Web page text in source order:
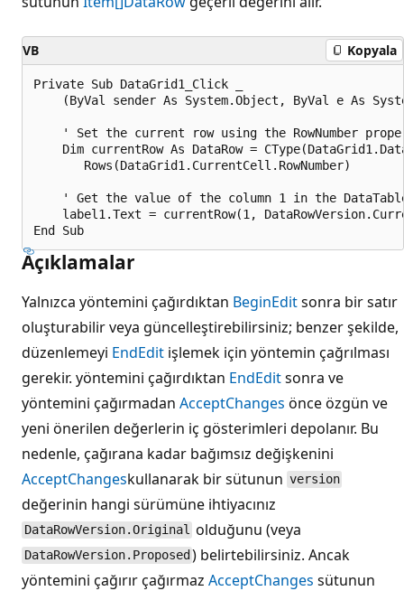
VB Kopyala
Private Sub DataGrid1_Click _
(ByVal sender As System.Object, ByVal e As
' Set the current row using the RowNumber
Dim currentRow As DataRow =
       Rows(DataGrid1.CurrentCell.RowNumber)
' Get the value of the column 1 in the
label1.Text = currentRow(1,
Açıklamalar
Yalnızca yöntemini çağırdıktan BeginEditsonra bir satır
oluşturabilir veya güncelleştirebilirsiniz; benzer şekilde,
düzenlemeyi EndEdit işlemek için yöntemin çağrılması
gerekir. yöntemini çağırdıktan EndEditsonra ve
yöntemini çağırmadan AcceptChanges önce özgün ve
yeni önerilen değerlerin iç gösterimleri depolanır. Bu
nedenle, çağırana kadar bağımsız değişkenini
AcceptChangeskullanarak bir sütunun version
değerinin hangi sürümüne ihtiyacınız
DataRowVersion.Original olduğunu (veya
DataRowVersion.Proposed ) belirtebilirsiniz. Ancak
yöntemini çağırır çağırmaz AcceptChanges sütunun